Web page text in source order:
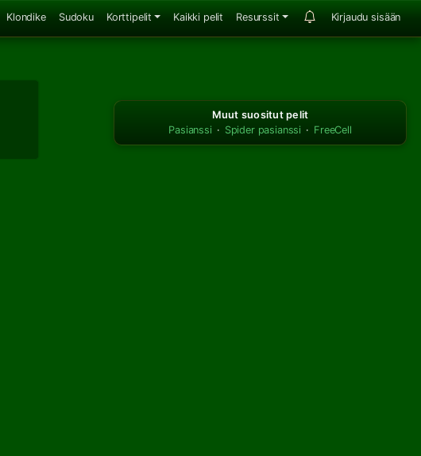
Klondike Sudoku Korttipelit Kaikki pelit Resurssit Kirjaudu sisään
Muut suositut pelit
Pasianssi · Spider pasianssi · FreeCell